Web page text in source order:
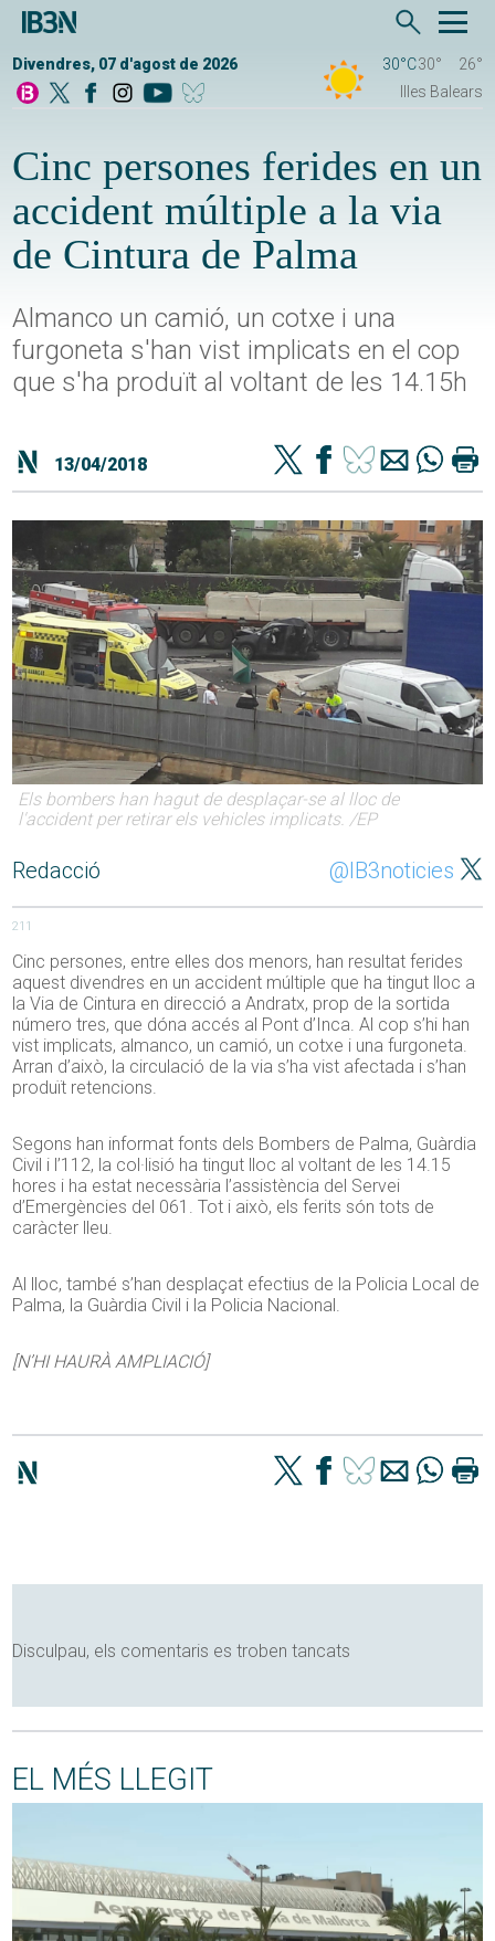
Divendres, 07 d'agost de 2026 30°C30°
26°
Illes Balears
Cinc persones ferides en un
accident múltiple a la via
de Cintura de Palma
Almanco un camió, un cotxe i una
furgoneta s'han vist implicats en el cop
que s'ha produït al voltant de les 14.15h
13/04/2018
Els bombers han hagut de desplaçar-se al lloc de
l'accident per retirar els vehicles implicats. /EP
Redacció @IB3noticies
211
Cinc persones, entre elles dos menors, han resultat ferides
aquest divendres en un accident múltiple que ha tingut lloc a
la Via de Cintura en direcció a Andratx, prop de la sortida
número tres, que dóna accés al Pont d’Inca. Al cop s’hi han
vist implicats, almanco, un camió, un cotxe i una furgoneta.
Arran d’això, la circulació de la via s’ha vist afectada i s’han
produït retencions.
Segons han informat fonts dels Bombers de Palma, Guàrdia
Civil i l’112, la col·lisió ha tingut lloc al voltant de les 14.15
hores i ha estat necessària l’assistència del Servei
d’Emergències del 061. Tot i això, els ferits són tots de
caràcter lleu.
Al lloc, també s’han desplaçat efectius de la Policia Local de
Palma, la Guàrdia Civil i la Policia Nacional.
[N’HI HAURÀ AMPLIACIÓ]
Disculpau, els comentaris es troben tancats
EL MÉS LLEGIT